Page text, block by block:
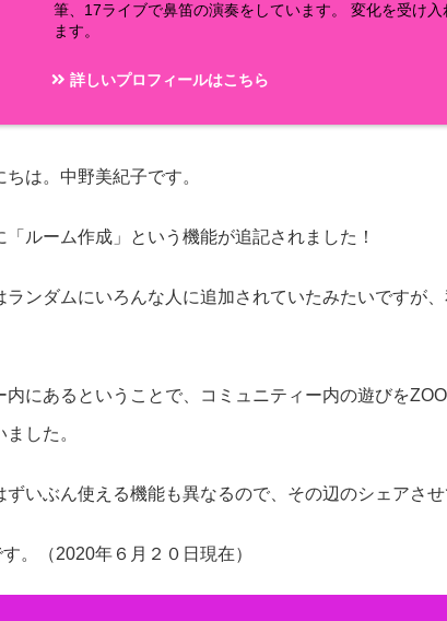
筆、17ライブで鼻笛の演奏をしています。 変化を受け
ます。
詳しいプロフィールはこちら
は。中野美紀子です。
ルーム作成」という機能が追記されました！
ランダムにいろんな人に追加されていたみたいですが
内にあるということで、コミュニティー内の遊びを
した。
いぶん使える機能も異なるので、その辺のシェアさせ
。（2020年６月２０日現在）